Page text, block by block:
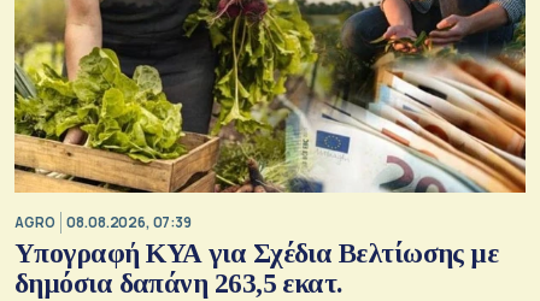
AGRO 08.08.2026, 07:39
Υπογραφή ΚΥΑ για Σχέδια Βελτίωσης με
δημόσια δαπάνη 263,5 εκατ.